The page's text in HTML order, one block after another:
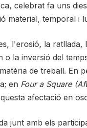
celebrat fa uns
material, temporal i
l'erosió, la ratllada,
o la inversió del
de treball. En
en Four a Square
afectació en
junt amb els